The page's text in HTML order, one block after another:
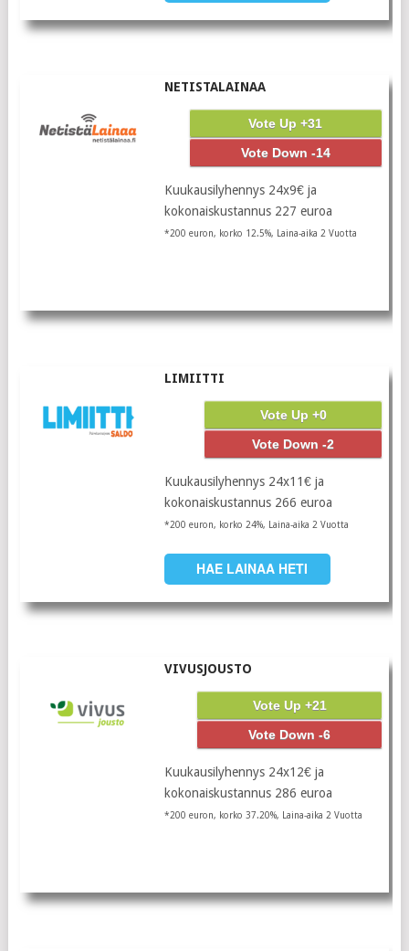
NETISTALAINAA
Vote Up +31
Vote Down -14
Kuukausilyhennys 24x9€ ja
kokonaiskustannus 227 euroa
*200 euron, korko 12.5%, Laina-aika 2 Vuotta
LIMIITTI
Vote Up +0
Vote Down -2
Kuukausilyhennys 24x11€ ja
kokonaiskustannus 266 euroa
*200 euron, korko 24%, Laina-aika 2 Vuotta
HAE LAINAA HETI
VIVUSJOUSTO
Vote Up +21
Vote Down -6
Kuukausilyhennys 24x12€ ja
kokonaiskustannus 286 euroa
*200 euron, korko 37.20%, Laina-aika 2 Vuotta